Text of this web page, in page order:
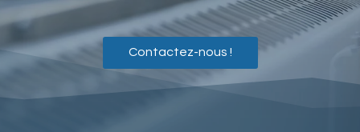
Contactez-nous !